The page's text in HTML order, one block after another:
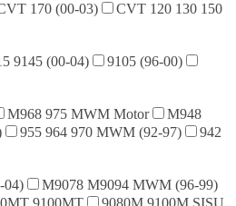
170 (00-03)
CVT 120 130 150
9145 (00-04)
9105 (96-00)
M968 975 MWM Motor
M948
955 964 970 MWM (92-97)
942
04)
M9078 M9094 MWM (96-99)